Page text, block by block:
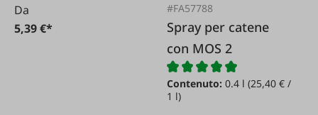
Da
5,39 €*
#FA57788
Spray per catene
con MOS 2
Contenuto:0.4 l(25,40 € /
1 l)